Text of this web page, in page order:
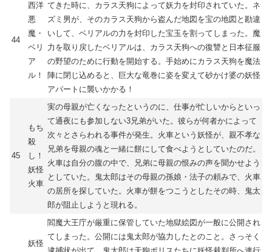
44
西洋
悪
魔・
ベリ
ア
ル！
てきた時に、カラス天狗によって妖力を封印されていた。ネ
ズミ男が、そのカラス天狗から盗んだ地図を宝の地図と勘違
いして、ベリアルの力を封印した宝玉を割ってしまった。魔
力を取り戻したベリアルは、カラス天狗への復讐と日本征服
の野望のために行動を開始する。手始めにカラス天狗を魔法
陣に閉じ込めると、巨大な竜巻に姿を変えて砂かけ婆の妖怪
アパートに襲いかかる！
45
もち
殺
し！
妖怪
火車
実の母親が亡くなったというのに、仕事が忙しいからといっ
て通夜にも参加しない3兄弟がいた。彼らが何者かによって
次々とさらわれる事件が発生。火車という妖怪が、親不孝な
兄弟を母親の魂と一緒に餅にして食べようとしていたのだ。
火車は自分の腹の中で、兄弟に母親の恨みの声を聞かせよう
としていた。鬼太郎はその母親の孫娘・法子の頼みで、火車
の居所を探していた。火車が餅をつこうとしたその時、鬼太
郎が阻止しようと現れる。
妖怪
閻魔大王庁が厳重に保管していた地獄絵図が一般に公開され
てしまった。公開には鬼太郎が協力したとのこと。さっそく